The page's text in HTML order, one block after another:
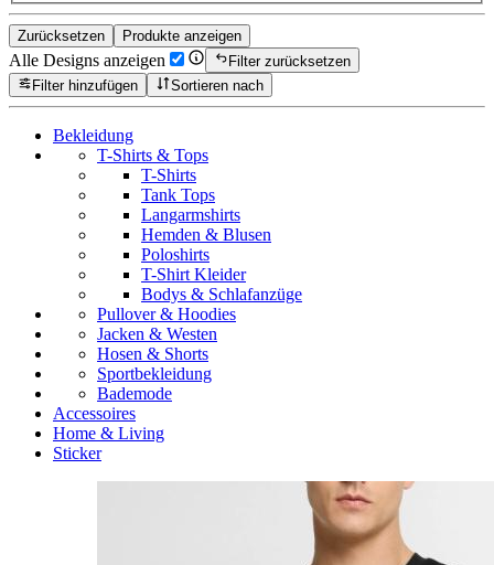
Zurücksetzen Produkte anzeigen
Alle Designs anzeigen
Filter zurücksetzen
Filter hinzufügen
Sortieren nach
Bekleidung
T-Shirts & Tops
T-Shirts
Tank Tops
Langarmshirts
Hemden & Blusen
Poloshirts
T-Shirt Kleider
Bodys & Schlafanzüge
Pullover & Hoodies
Jacken & Westen
Hosen & Shorts
Sportbekleidung
Bademode
Accessoires
Home & Living
Sticker